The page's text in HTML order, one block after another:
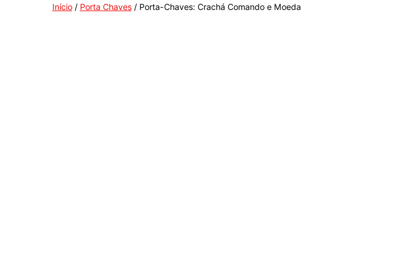
Início/ Porta Chaves/ Porta-Chaves: Crachá Comando e Moeda